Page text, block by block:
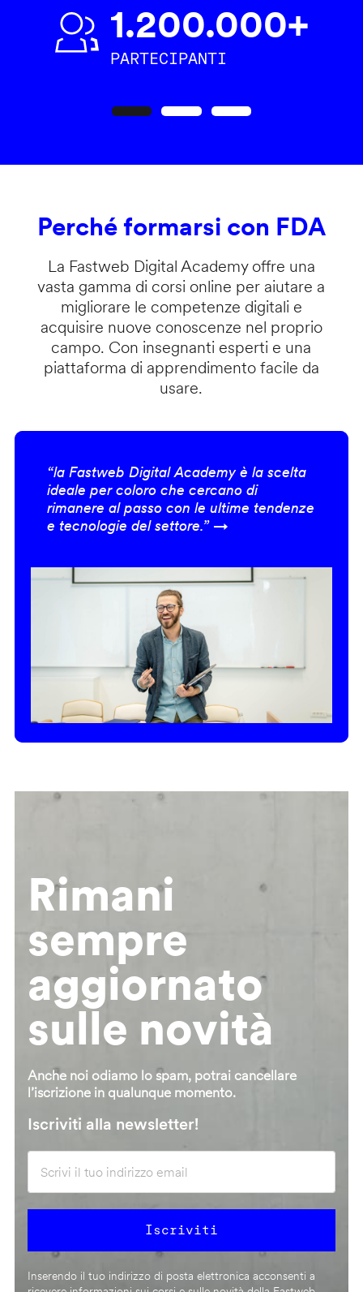
1.200.000+
PARTECIPANTI
Perché formarsi con FDA
La Fastweb Digital Academy offre una
vasta gamma di corsi online per aiutare a
migliorare le competenze digitali e
acquisire nuove conoscenze nel proprio
campo. Con insegnanti esperti e una
piattaforma di apprendimento facile da
usare.
“la Fastweb Digital Academy è la scelta
ideale per coloro che cercano di
rimanere al passo con le ultime tendenze
e tecnologie del settore.” →
Rimani
sempre
aggiornato
sulle novità
Anche noi odiamo lo spam, potrai cancellare
l’iscrizione in qualunque momento.
Iscriviti alla newsletter!
Inserendo il tuo indirizzo di posta elettronica acconsenti a